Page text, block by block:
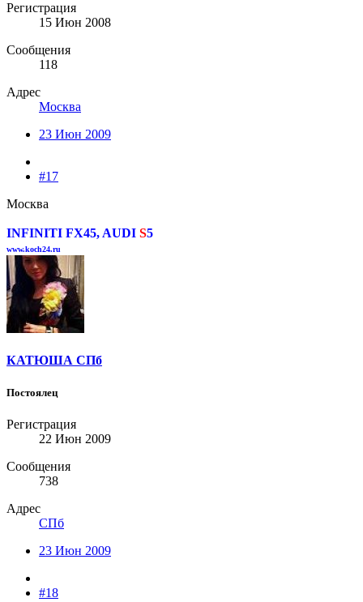
Регистрация
15 Июн 2008
Сообщения
118
Адрес
Москва
23 Июн 2009
#17
Москва
INFINITI FX45, AUDI S5
www.koch24.ru
КАТЮША СПб
Постоялец
Регистрация
22 Июн 2009
Сообщения
738
Адрес
СПб
23 Июн 2009
#18